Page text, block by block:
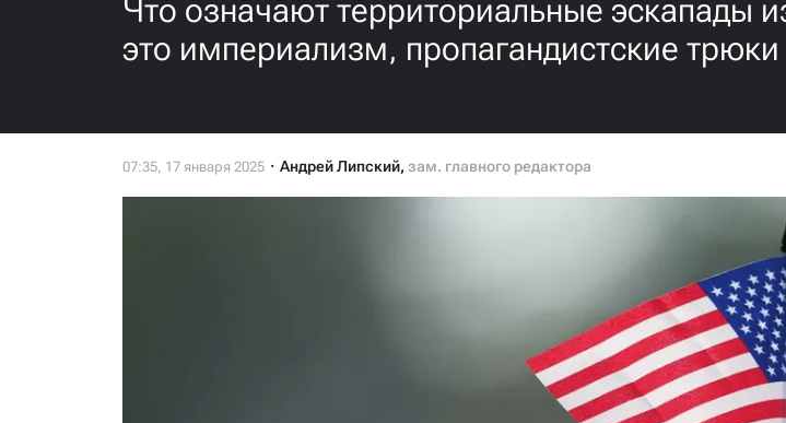
Что означают территориальные эскапады
это империализм, пропагандистские
Андрей Липский, зам. главного редактора